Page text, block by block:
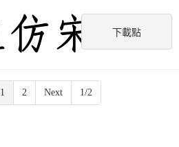
下載點
1 2 Next 1/2